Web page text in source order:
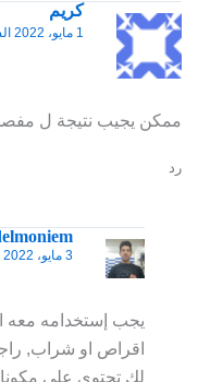
كريم
1 مايو، 2022 الساعة 7:31 ص
ممكن يجيب نتيجة ل
رد
3 مايو، 2022 الساعة 5:48 م
يجب إستخدامه معه
اقراص او شراب,